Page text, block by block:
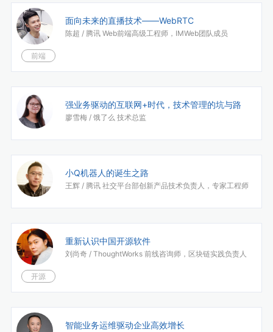
面向未来的直播技术——WebRTC
陈超 / 腾讯 Web前端高级工程师，IMWeb团队成员
前端
强业务驱动的互联网+时代，技术管理的坑与路
廖雪梅 / 饿了么 技术总监
小Q机器人的诞生之路
王辉 / 腾讯 社交平台部创新产品技术负责人，专家工程师
重新认识中国开源软件
刘尚奇 / ThoughtWorks 前线咨询师，区块链实践负责人
开源
智能业务运维驱动企业高效增长